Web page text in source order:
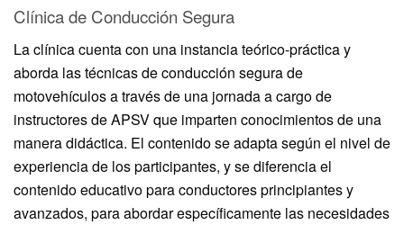
Clínica de Conducción Segura
La clínica cuenta con una instancia teórico-práctica y
aborda las técnicas de conducción segura de
motovehículos a través de una jornada a cargo de
instructores de APSV que imparten conocimientos de una
manera didáctica. El contenido se adapta según el nivel de
experiencia de los participantes, y se diferencia el
contenido educativo para conductores principiantes y
avanzados, para abordar específicamente las necesidades